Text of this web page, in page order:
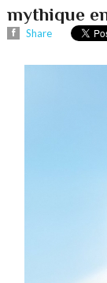
mythique
Share